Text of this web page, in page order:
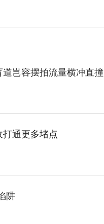
道岂容摆拍流量横冲直撞
打通更多堵点
阱